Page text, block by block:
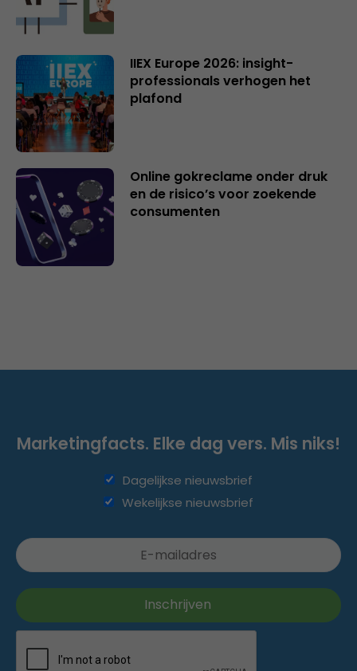
IIEX Europe 2026: insight-
professionals verhogen het
plafond
Online gokreclame onder druk
en de risico’s voor zoekende
consumenten
Marketingfacts. Elke dag vers. Mis niks!
Dagelijkse nieuwsbrief
Wekelijkse nieuwsbrief